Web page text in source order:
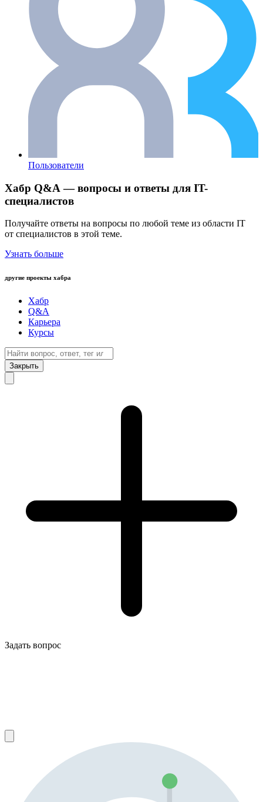
Пользователи
Хабр Q&A — вопросы и ответы для IT-
специалистов
Получайте ответы на вопросы по любой теме из области IT
от специалистов в этой теме.
Узнать больше
другие проекты хабра
Хабр
Q&A
Карьера
Курсы
Закрыть
Задать вопрос